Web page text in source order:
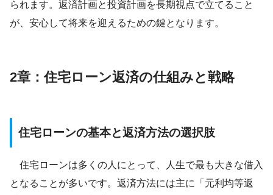
られます。返済計画と投資計画を長期視点で立てること
が、安心して将来を迎えるための鍵となります。
2章：住宅ローン返済の仕組みと戦略
住宅ローンの基本と返済方法の選択肢
住宅ローンは多くの人にとって、人生で最も大きな借入
となることが多いです。返済方法には主に「元利均等返